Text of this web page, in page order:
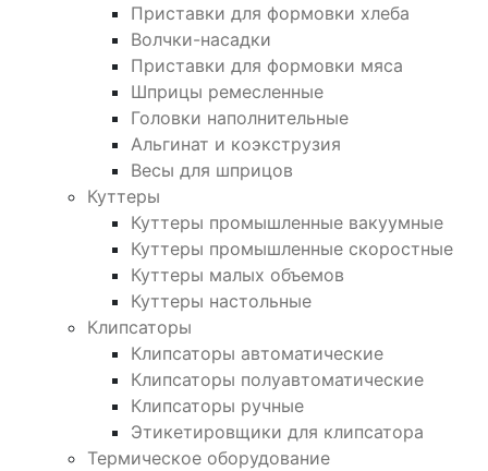
Приставки для формовки хлеба
Волчки-насадки
Приставки для формовки мяса
Шприцы ремесленные
Головки наполнительные
Альгинат и коэкструзия
Весы для шприцов
Куттеры
Куттеры промышленные вакуумные
Куттеры промышленные скоростные
Куттеры малых объемов
Куттеры настольные
Клипсаторы
Клипсаторы автоматические
Клипсаторы полуавтоматические
Клипсаторы ручные
Этикетировщики для клипсатора
Термическое оборудование